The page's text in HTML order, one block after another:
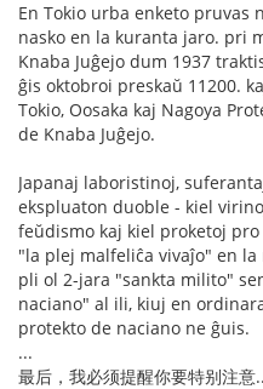
En Tokio urba enketo pruvas
nasko en la kuranta jaro. pri
Knaba Juĝejo dum 1937
ĝis oktobroi preskaŭ 11200.
Tokio, Oosaka kaj Nagoya
de Knaba Juĝejo.
Japanaj laboristinoj,
ekspluaton duoble - kiel
feŭdismo kaj kiel proketoj
"la plej malfeliĉa vivaĵo" en
pli ol 2-jara "sankta milito"
naciano" al ili, kiuj en
protekto de naciano ne ĝuis.
...
最后，我必须提醒你要特别注意